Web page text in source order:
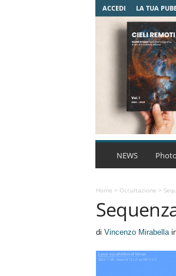
ACCEDI LA TUA
NEWS
Home > Occultazione >
di Vincenzo Mirabella